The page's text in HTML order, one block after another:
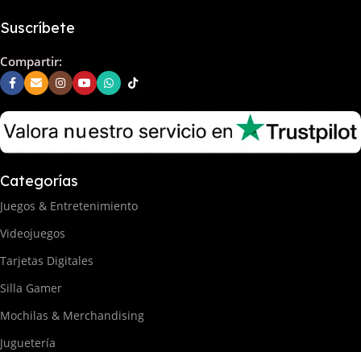
Suscríbete
Compartir:
Categorías
Juegos & Entretenimiento
Videojuegos
Tarjetas Digitales
Silla Gamer
Mochilas & Merchandising
Juguetería